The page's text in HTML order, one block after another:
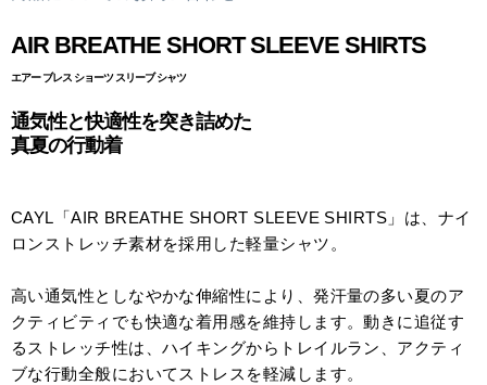
AIR BREATHE SHORT SLEEVE SHIRTS
エアー ブレス ショーツ スリーブ シャツ
通気性と快適性を突き詰めた
真夏の行動着
CAYL「AIR BREATHE SHORT SLEEVE SHIRTS」は、ナイ
ロンストレッチ素材を採用した軽量シャツ。
高い通気性としなやかな伸縮性により、発汗量の多い夏のア
クティビティでも快適な着用感を維持します。動きに追従す
るストレッチ性は、ハイキングからトレイルラン、アクティ
ブな行動全般においてストレスを軽減します。